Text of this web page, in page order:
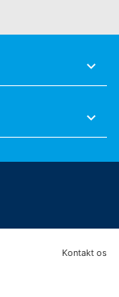
Kontakt os